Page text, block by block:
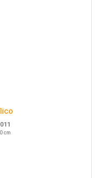
cm